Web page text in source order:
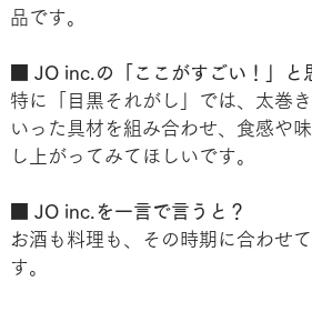
品です。
■ JO inc.の「ここがすごい！」と
特に「目黒それがし」では、太巻
いった具材を組み合わせ、食感や
し上がってみてほしいです。
■ JO inc.を一言で言うと？
お酒も料理も、その時期に合わせ
す。